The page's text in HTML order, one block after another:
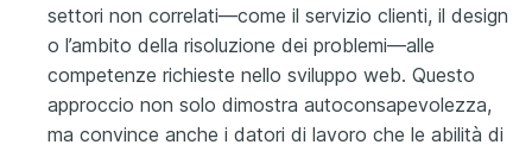
settori non correlati—come il servizio clienti, il design
o l’ambito della risoluzione dei problemi—alle
competenze richieste nello sviluppo web. Questo
approccio non solo dimostra autoconsapevolezza,
ma convince anche i datori di lavoro che le abilità di